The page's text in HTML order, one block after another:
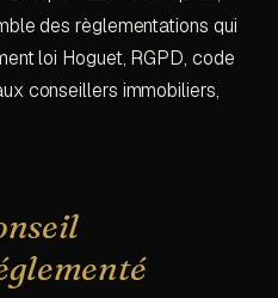
des règlementations qui
loi Hoguet, RGPD, code
conseillers immobiliers,